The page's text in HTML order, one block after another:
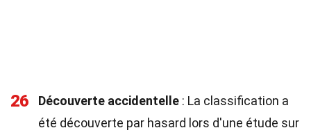
26 Découverte accidentelle : La classification a
été découverte par hasard lors d'une étude sur